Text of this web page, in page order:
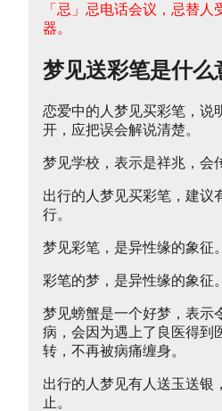
「忌」忌电话会议，忌替
器。
梦见送彩笔是什么
恋爱中的人梦见买彩笔，说
开，应把误会解说清楚。
梦见学校，表示是祥兆，会
出行的人梦见买彩笔，建议
行。
梦见彩笔，是异性缘的象征。
彩笔的梦，是异性缘的象征。
梦见螃蟹是一个好梦，表示
病，会因为遇上了良医得到
转，不再被病痛缠身。
出行的人梦见有人送玉送银
止。